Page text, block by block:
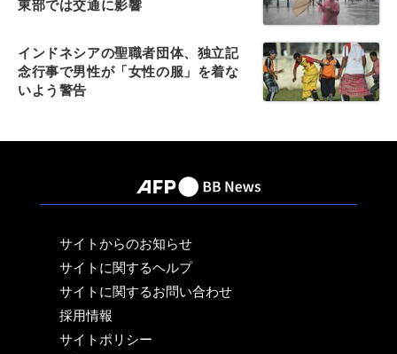
東部では交通に影響
インドネシアの聖職者団体、独立記
念行事で男性が「女性の服」を着な
いよう警告
サイトからのお知らせ
サイトに関するヘルプ
サイトに関するお問い合わせ
採用情報
サイトポリシー